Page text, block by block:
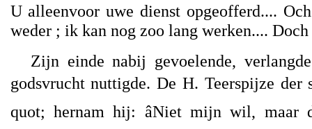
U alleenvoor uwe dienst opgeofferd....
weder ; ik kan nog zoo lang werken....
Zijn einde nabij gevoelende,
godsvrucht nuttigde. De H. Teerspijze der
quot; hernam hij: âNiet mijn wil, maar